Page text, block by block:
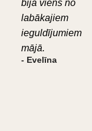
bija viens no
labākajiem
ieguldījumiem
mājā.
- Evelīna